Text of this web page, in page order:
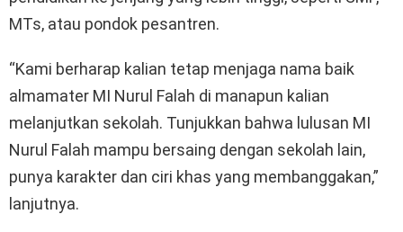
MTs, atau pondok pesantren.
“Kami berharap kalian tetap menjaga nama baik
almamater MI Nurul Falah di manapun kalian
melanjutkan sekolah. Tunjukkan bahwa lulusan MI
Nurul Falah mampu bersaing dengan sekolah lain,
punya karakter dan ciri khas yang membanggakan,”
lanjutnya.